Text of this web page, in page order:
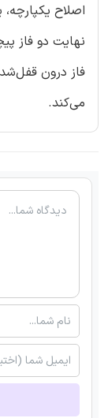
اصلاح
نهایت دو فاز
فاز درون
می‌کند.